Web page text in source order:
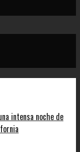
intensa noche de